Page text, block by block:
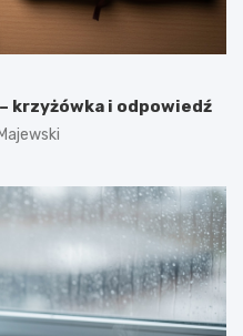
krzyżówka i odpowiedź